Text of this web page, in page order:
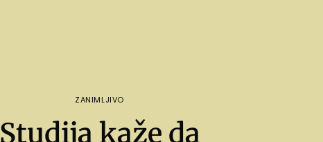
ZANIMLJIVO
Studija kaže da